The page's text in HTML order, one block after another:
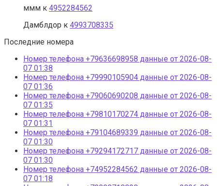
ммм к 4952284562
Дамблдор к 4993708335
Последние номера
Номер телефона +79636698958 данные от 2026-08-
07 01:38
Номер телефона +79990105904 данные от 2026-08-
07 01:36
Номер телефона +79060690208 данные от 2026-08-
07 01:35
Номер телефона +79810170274 данные от 2026-08-
07 01:31
Номер телефона +79104689339 данные от 2026-08-
07 01:30
Номер телефона +79294172717 данные от 2026-08-
07 01:30
Номер телефона +74952284562 данные от 2026-08-
07 01:18